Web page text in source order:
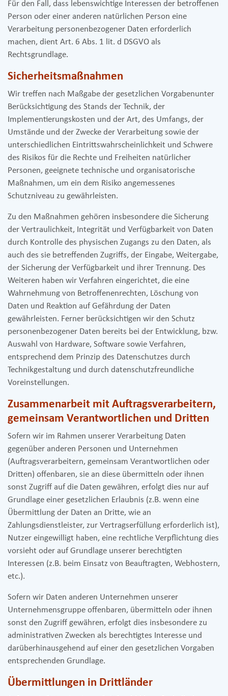
Für den Fall, dass lebenswichtige Interessen der betroffenen
Person oder einer anderen natürlichen Person eine
Verarbeitung personenbezogener Daten erforderlich
machen, dient Art. 6 Abs. 1 lit. d DSGVO als
Rechtsgrundlage.
Sicherheitsmaßnahmen
Wir treffen nach Maßgabe der gesetzlichen Vorgabenunter
Berücksichtigung des Stands der Technik, der
Implementierungskosten und der Art, des Umfangs, der
Umstände und der Zwecke der Verarbeitung sowie der
unterschiedlichen Eintrittswahrscheinlichkeit und Schwere
des Risikos für die Rechte und Freiheiten natürlicher
Personen, geeignete technische und organisatorische
Maßnahmen, um ein dem Risiko angemessenes
Schutzniveau zu gewährleisten.
Zu den Maßnahmen gehören insbesondere die Sicherung
der Vertraulichkeit, Integrität und Verfügbarkeit von Daten
durch Kontrolle des physischen Zugangs zu den Daten, als
auch des sie betreffenden Zugriffs, der Eingabe, Weitergabe,
der Sicherung der Verfügbarkeit und ihrer Trennung. Des
Weiteren haben wir Verfahren eingerichtet, die eine
Wahrnehmung von Betroffenenrechten, Löschung von
Daten und Reaktion auf Gefährdung der Daten
gewährleisten. Ferner berücksichtigen wir den Schutz
personenbezogener Daten bereits bei der Entwicklung, bzw.
Auswahl von Hardware, Software sowie Verfahren,
entsprechend dem Prinzip des Datenschutzes durch
Technikgestaltung und durch datenschutzfreundliche
Voreinstellungen.
Zusammenarbeit mit Auftragsverarbeitern,
gemeinsam Verantwortlichen und Dritten
Sofern wir im Rahmen unserer Verarbeitung Daten
gegenüber anderen Personen und Unternehmen
(Auftragsverarbeitern, gemeinsam Verantwortlichen oder
Dritten) offenbaren, sie an diese übermitteln oder ihnen
sonst Zugriff auf die Daten gewähren, erfolgt dies nur auf
Grundlage einer gesetzlichen Erlaubnis (z.B. wenn eine
Übermittlung der Daten an Dritte, wie an
Zahlungsdienstleister, zur Vertragserfüllung erforderlich ist),
Nutzer eingewilligt haben, eine rechtliche Verpflichtung dies
vorsieht oder auf Grundlage unserer berechtigten
Interessen (z.B. beim Einsatz von Beauftragten, Webhostern,
etc.).
Sofern wir Daten anderen Unternehmen unserer
Unternehmensgruppe offenbaren, übermitteln oder ihnen
sonst den Zugriff gewähren, erfolgt dies insbesondere zu
administrativen Zwecken als berechtigtes Interesse und
darüberhinausgehend auf einer den gesetzlichen Vorgaben
entsprechenden Grundlage.
Übermittlungen in Drittländer